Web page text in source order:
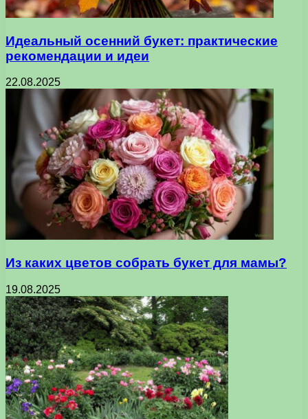
Идеальный осенний букет: практические
рекомендации и идеи
22.08.2025
Из каких цветов собрать букет для мамы?
19.08.2025